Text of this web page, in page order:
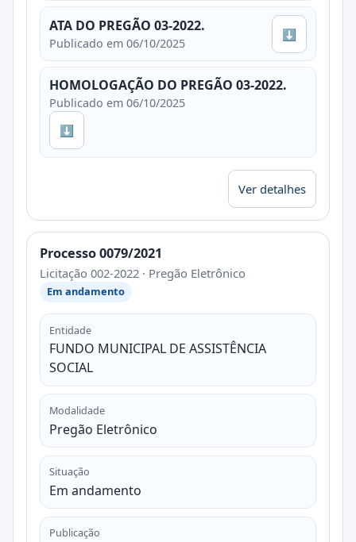
ATA DO PREGÃO 03-2022.
Publicado em 06/10/2025
⬇
HOMOLOGAÇÃO DO PREGÃO 03-2022.
Publicado em 06/10/2025
⬇
Ver detalhes
Processo 0079/2021
Licitação 002-2022 · Pregão Eletrônico
Em andamento
Entidade
FUNDO MUNICIPAL DE ASSISTÊNCIA
SOCIAL
Modalidade
Pregão Eletrônico
Situação
Em andamento
Publicação